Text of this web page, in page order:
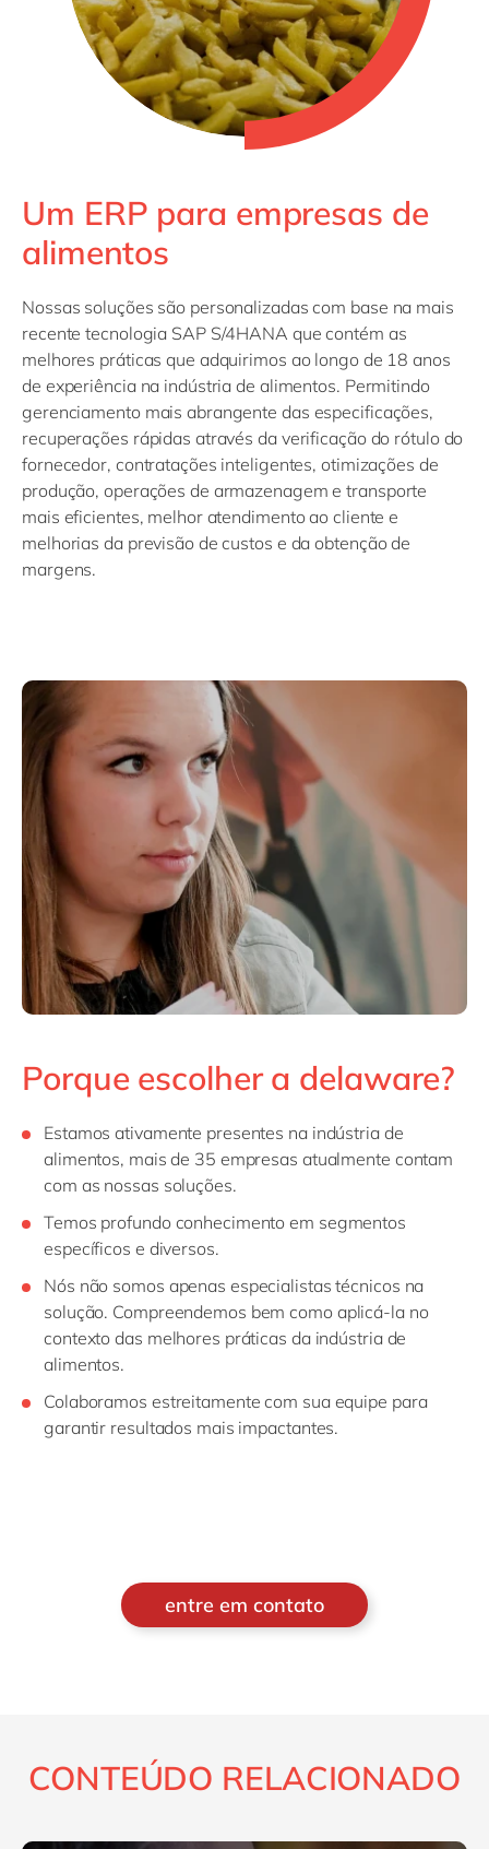
Um ERP para empresas de
alimentos
Nossas soluções são personalizadas com base na mais
recente tecnologia SAP S/4HANA que contém as
melhores práticas que adquirimos ao longo de 18 anos
de experiência na indústria de alimentos. Permitindo
gerenciamento mais abrangente das especificações,
recuperações rápidas através da verificação do rótulo do
fornecedor, contratações inteligentes, otimizações de
produção, operações de armazenagem e transporte
mais eficientes, melhor atendimento ao cliente e
melhorias da previsão de custos e da obtenção de
margens.
Porque escolher a delaware?
Estamos ativamente presentes na indústria de
alimentos, mais de 35 empresas atualmente contam
com as nossas soluções.
Temos profundo conhecimento em segmentos
específicos e diversos.
Nós não somos apenas especialistas técnicos na
solução. Compreendemos bem como aplicá-la no
contexto das melhores práticas da indústria de
alimentos.
Colaboramos estreitamente com sua equipe para
garantir resultados mais impactantes.
entre em contato
CONTEÚDO RELACIONADO